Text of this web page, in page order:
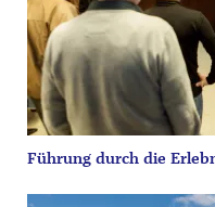
Führung durch die